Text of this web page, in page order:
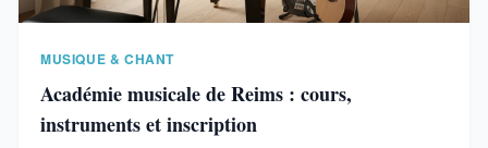
MUSIQUE & CHANT
Académie musicale de Reims : cours,
instruments et inscription